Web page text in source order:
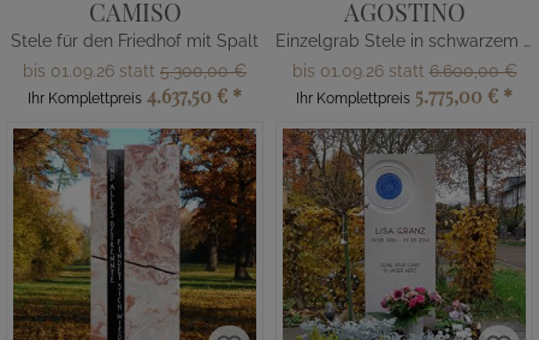
CAMISO
Stele für den Friedhof mit Spalt
bis 01.09.26 statt 5.300,00 €
Ihr Komplettpreis 4.637,50 € *
AGOSTINO
Einzelgrab Stele in schwarzem Granit
bis 01.09.26 statt6.600,00 €
Ihr Komplettpreis 5.775,00 € *